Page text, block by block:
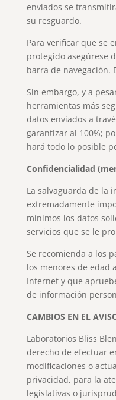
enviados se
su resguardo.
Para verificar que se
protegido asegúrese
barra de navegación.
Sin embargo, y a
herramientas más
datos enviados a
garantizar al 100%;
hará todo lo posible
Confidencialidad
La salvaguarda de la
extremadamente
mínimos los datos
servicios que se le
Se recomienda a los
los menores de edad
Internet y que
de información
CAMBIOS EN EL
Laboratorios Bliss
derecho de efectuar
modificaciones o
privacidad, para la
legislativas o